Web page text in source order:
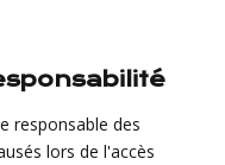
responsable des
lors de l'accès